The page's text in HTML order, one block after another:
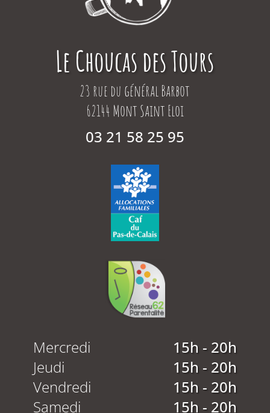
Le Choucas des Tours
23 rue du général Barbot
62144 Mont Saint Eloi
03 21 58 25 95
Mercredi
15h - 20h
Jeudi
15h - 20h
Vendredi
15h - 20h
Samedi
15h - 20h